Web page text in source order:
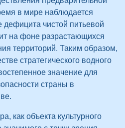
в мире наблюдается
дефицита чистой питьевой
на фоне разрастающихся
территорий. Таким образом,
стратегического водного
значение для
страны в
как объекта культурного